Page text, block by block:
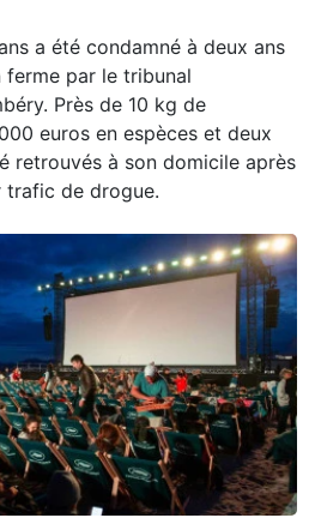
a été condamné à deux ans
par le tribunal
Près de 10 kg de
euros en espèces et deux
retrouvés à son domicile après
trafic de drogue.